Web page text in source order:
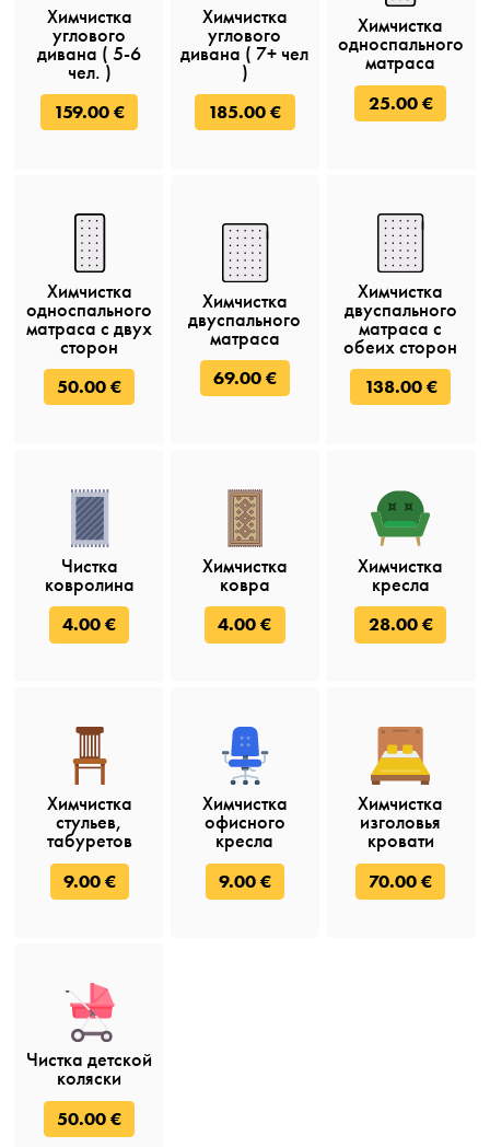
Химчистка
углового
дивана ( 5-6
чел. )
159.00 €
Химчистка
углового
дивана ( 7+ чел
)
185.00 €
Химчистка
односпального
матраса
25.00 €
Химчистка
односпального
матраса c двух
сторон
50.00 €
Химчистка
двуспального
матраса
69.00 €
Химчистка
двуспального
матраса с
обеих сторон
138.00 €
Чистка
ковролина
4.00 €
Химчистка
ковра
4.00 €
Химчистка
кресла
28.00 €
Химчистка
стульев,
табуретов
9.00 €
Химчистка
офисного
кресла
9.00 €
Химчистка
изголовья
кровати
70.00 €
Чистка детской
коляски
50.00 €